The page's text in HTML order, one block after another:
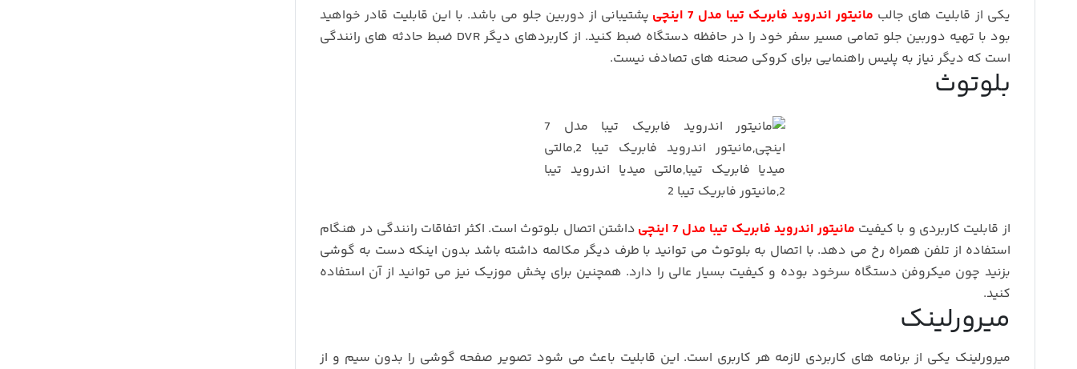
یکی از قابلیت های جالب مانیتور اندروید فابریک تیبا مدل 7 اینچی
پشتیبانی از دوربین جلو می باشد. با این قابلیت قادر خواهید
بود با تهیه دوربین جلو تمامی مسیر سفر خود را در حافظه دستگاه ضبط کنید. از کاربردهای دیگر DVR ضبط حادثه های رانندگی
است که دیگر نیاز به پلیس راهنمایی برای کروکی صحنه های تصادف نیست.
بلوتوث
از قابلیت کاربردی و با کیفیت مانیتور اندروید فابریک تیبا مدل 7 اینچی
داشتن اتصال بلوتوث است. اکثر اتفاقات رانندگی در هنگام
استفاده از تلفن همراه رخ می دهد. با اتصال به بلوتوث می توانید با طرف دیگر مکالمه داشته باشد بدون اینکه دست به گوشی
بزنید چون میکروفن دستگاه سرخود بوده و کیفیت بسیار عالی را دارد. همچنین برای پخش موزیک نیز می توانید از آن استفاده
کنید.
میرورلینک
میرورلینک یکی از برنامه های کاربردی لازمه هر کاربری است. این قابلیت باعث می شود تصویر صفحه گوشی را بدون سیم و از